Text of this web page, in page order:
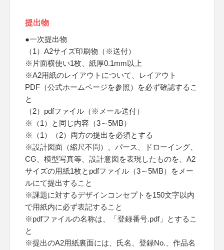
提出物
●一次提出物
（1）A2サイズ印刷物（※送付）
※片面横使い1枚、紙厚0.1mm以上
※A2用紙のレイアウトについて、レイアウト
PDF（公式ホームページを参照）を必ず確認するこ
と
（2）pdfファイル（※メール送付）
※（1）と同じ内容（3～5MB）
※（1）（2）両方の提出を必須とする
※設計図面（縮尺不問）、パース、ドローイング、
CG、模型写真等、設計意図を表現したものを、A2
サイズの用紙1枚とpdfファイル（3～5MB）をメー
ルにて提出すること
※課題に対するデザインコンセプトを150文字以内
で用紙内に必ず表記すること
※pdfファイルの名称は、「登録番号.pdf」とするこ
と
※提出のA2用紙裏面には、氏名、登録No.、作品名